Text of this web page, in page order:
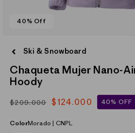
40% Off
elemento
multimedia
una
ventana
Ski & Snowboard
Chaqueta Mujer Nano-
Hoody
Precio
$209.000
Precio
oferta
$124.000 40% OFF
ColorMorado | CNPL